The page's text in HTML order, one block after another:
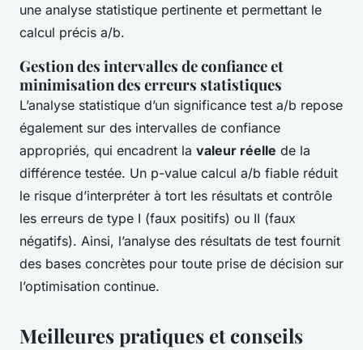
une analyse statistique pertinente et permettant le
calcul précis a/b.
Gestion des intervalles de confiance et
minimisation des erreurs statistiques
L’analyse statistique d’un significance test a/b repose
également sur des intervalles de confiance
appropriés, qui encadrent la valeur réelle de la
différence testée. Un p-value calcul a/b fiable réduit
le risque d’interpréter à tort les résultats et contrôle
les erreurs de type I (faux positifs) ou II (faux
négatifs). Ainsi, l’analyse des résultats de test fournit
des bases concrètes pour toute prise de décision sur
l’optimisation continue.
Meilleures pratiques et conseils